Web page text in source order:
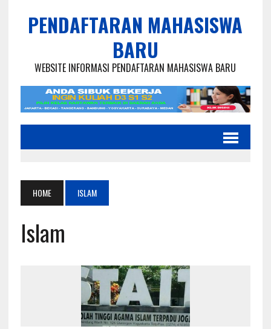
PENDAFTARAN MAHASISWA
BARU
WEBSITE INFORMASI PENDAFTARAN MAHASISWA BARU
HOME ISLAM
Islam